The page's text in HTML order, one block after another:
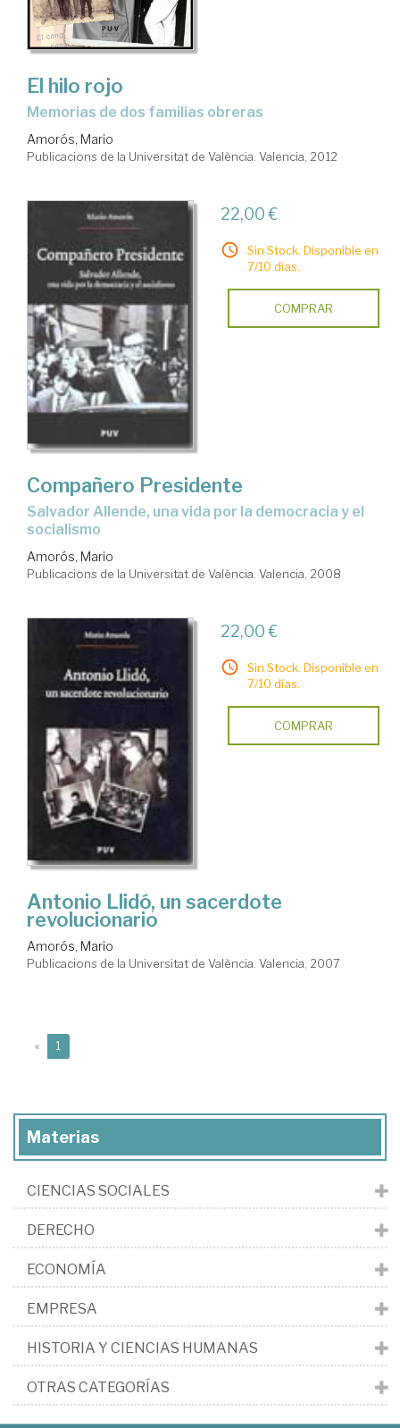
El hilo rojo
memorias de dos familias obreras
Amorós, Mario
Publicacions de la Universitat de València. Valencia, 2012
22,00 €
Sin Stock. Disponible en
7/10 días.
COMPRAR
Compañero Presidente
Salvador Allende, una vida por la democracia y el
socialismo
Amorós, Mario
Publicacions de la Universitat de València. Valencia, 2008
22,00 €
Sin Stock. Disponible en
7/10 días.
COMPRAR
Antonio Llidó, un sacerdote
revolucionario
Amorós, Mario
Publicacions de la Universitat de València. Valencia, 2007
« 1
Materias
CIENCIAS SOCIALES
DERECHO
ECONOMÍA
EMPRESA
HISTORIA Y CIENCIAS HUMANAS
OTRAS CATEGORÍAS